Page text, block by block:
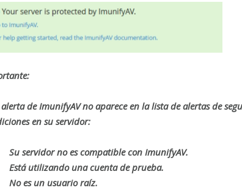
de ImunifyAV no aparece en la lista de alertas de
en su servidor:
Su servidor no es compatible con ImunifyAV.
Está utilizando una cuenta de prueba.
No es un usuario raíz.